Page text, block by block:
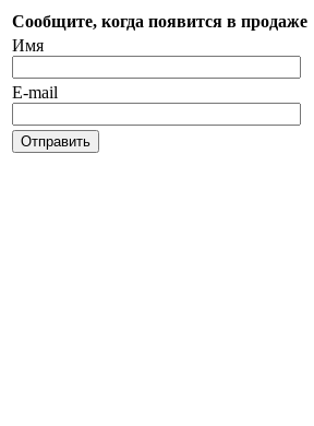
Сообщите, когда появится в продаже
Имя
E-mail